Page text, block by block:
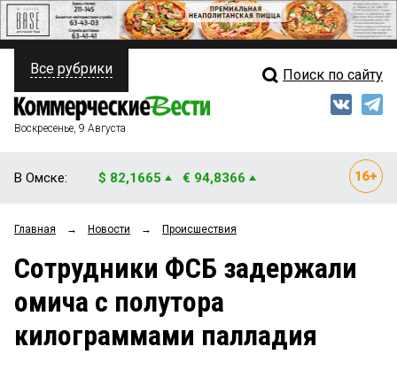
ПОЛИТИКА
ФИНАНСЫ
ОБЩЕСТВО
ЗАКОН
НОВОСТИ КОМПАНИЙ
Свежий выпуск
Мнения
Рейтинги
Архив
Все рубрики Поиск по сайту
Воскресенье, 9 Августа
В Омске: $ 82,1665 € 94,8366
Главная → Новости → Происшествия
Сотрудники ФСБ задержали
омича с полутора
килограммами палладия